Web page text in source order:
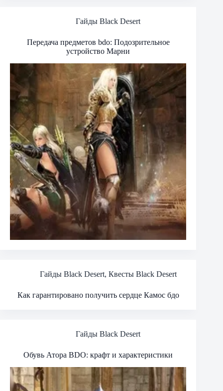
Гайды Black Desert
Передача предметов bdo: Подозрительное
устройство Марни
Гайды Black Desert, Квесты Black Desert
Как гарантировано получить сердце Камос бдо
Гайды Black Desert
Обувь Атора BDO: крафт и характеристики